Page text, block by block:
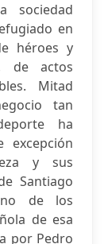
sociedad
en
héroes y
de actos
Mitad
tan
ha
excepción
y sus
Santiago
de los
de esa
por Pedro